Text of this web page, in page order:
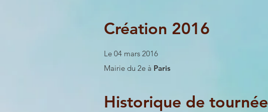
Création 2016
Le 04 mars 2016
Mairie du 2e à Paris
Historique de tournée